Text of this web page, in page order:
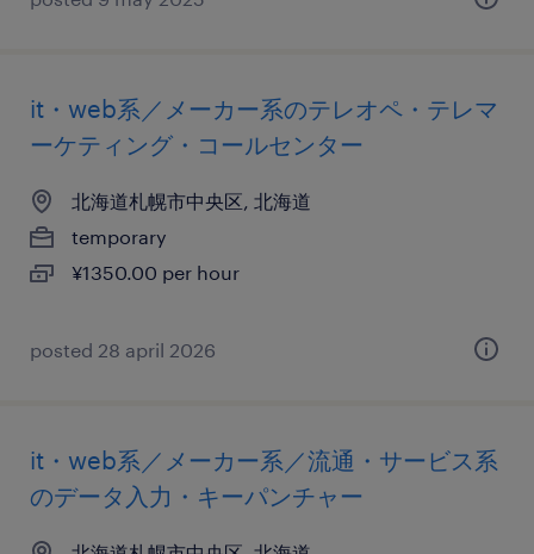
it・web系／メーカー系のテレオペ・テレマ
ーケティング・コールセンター
北海道札幌市中央区, 北海道
temporary
¥1350.00 per hour
posted 28 april 2026
it・web系／メーカー系／流通・サービス系
のデータ入力・キーパンチャー